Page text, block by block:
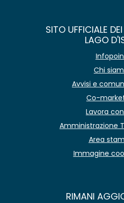
SITO UFFICIALE
LAGO
Chi
Avvisi e
Co-
Lavora
Amministrazione
Area
Immagine
RIMANI